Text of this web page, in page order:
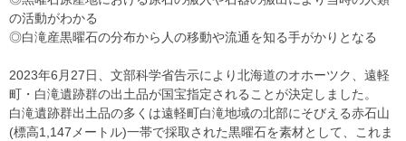
の活動がわかる
◎白滝産黒曜石の分布から人の移動や流通を知る手がかりとなる
2023年6月27日、文部科学省告示により北海道のオホーツク、遠軽
町・白滝遺跡群の出土品が国宝指定されることが決定しました。
白滝遺跡群出土品の多くは遠軽町白滝地域の北部にそびえる赤石山
(標高1,147メートル)一帯で採取された黒曜石を素材として、これま